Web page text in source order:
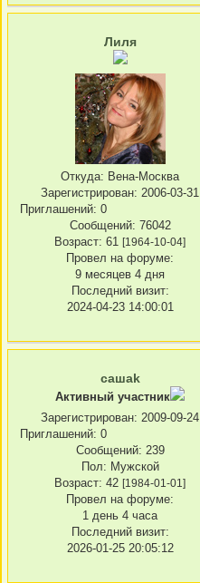
Лиля
Откуда: Вена-Москва
Зарегистрирован: 2006-03-31
Приглашений: 0
Сообщений: 76042
Возраст: 61 [1964-10-04]
Провел на форуме:
9 месяцев 4 дня
Последний визит:
2024-04-23 14:00:01
сашаk
Активный участник
Зарегистрирован: 2009-09-24
Приглашений: 0
Сообщений: 239
Пол: Мужской
Возраст: 42 [1984-01-01]
Провел на форуме:
1 день 4 часа
Последний визит:
2026-01-25 20:05:12